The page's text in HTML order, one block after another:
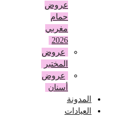
عروض
حمام
مغربي
عروض
المختبر
عروض
أسنان
المدونة
العيادات